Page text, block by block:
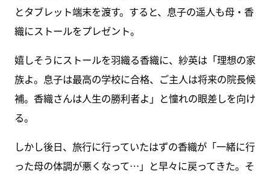
とタブレット端末を渡す。すると、息子の遥人も母・香
織にストールをプレゼント。
嬉しそうにストールを羽織る香織に、紗英は「理想の家
族よ。息子は最高の学校に合格、ご主人は将来の院長候
補。香織さんは人生の勝利者よ」と憧れの眼差しを向け
る。
しかし後日、旅行に行っていたはずの香織が「一緒に行
った母の体調が悪くなって…」と早々に戻ってきた。そ